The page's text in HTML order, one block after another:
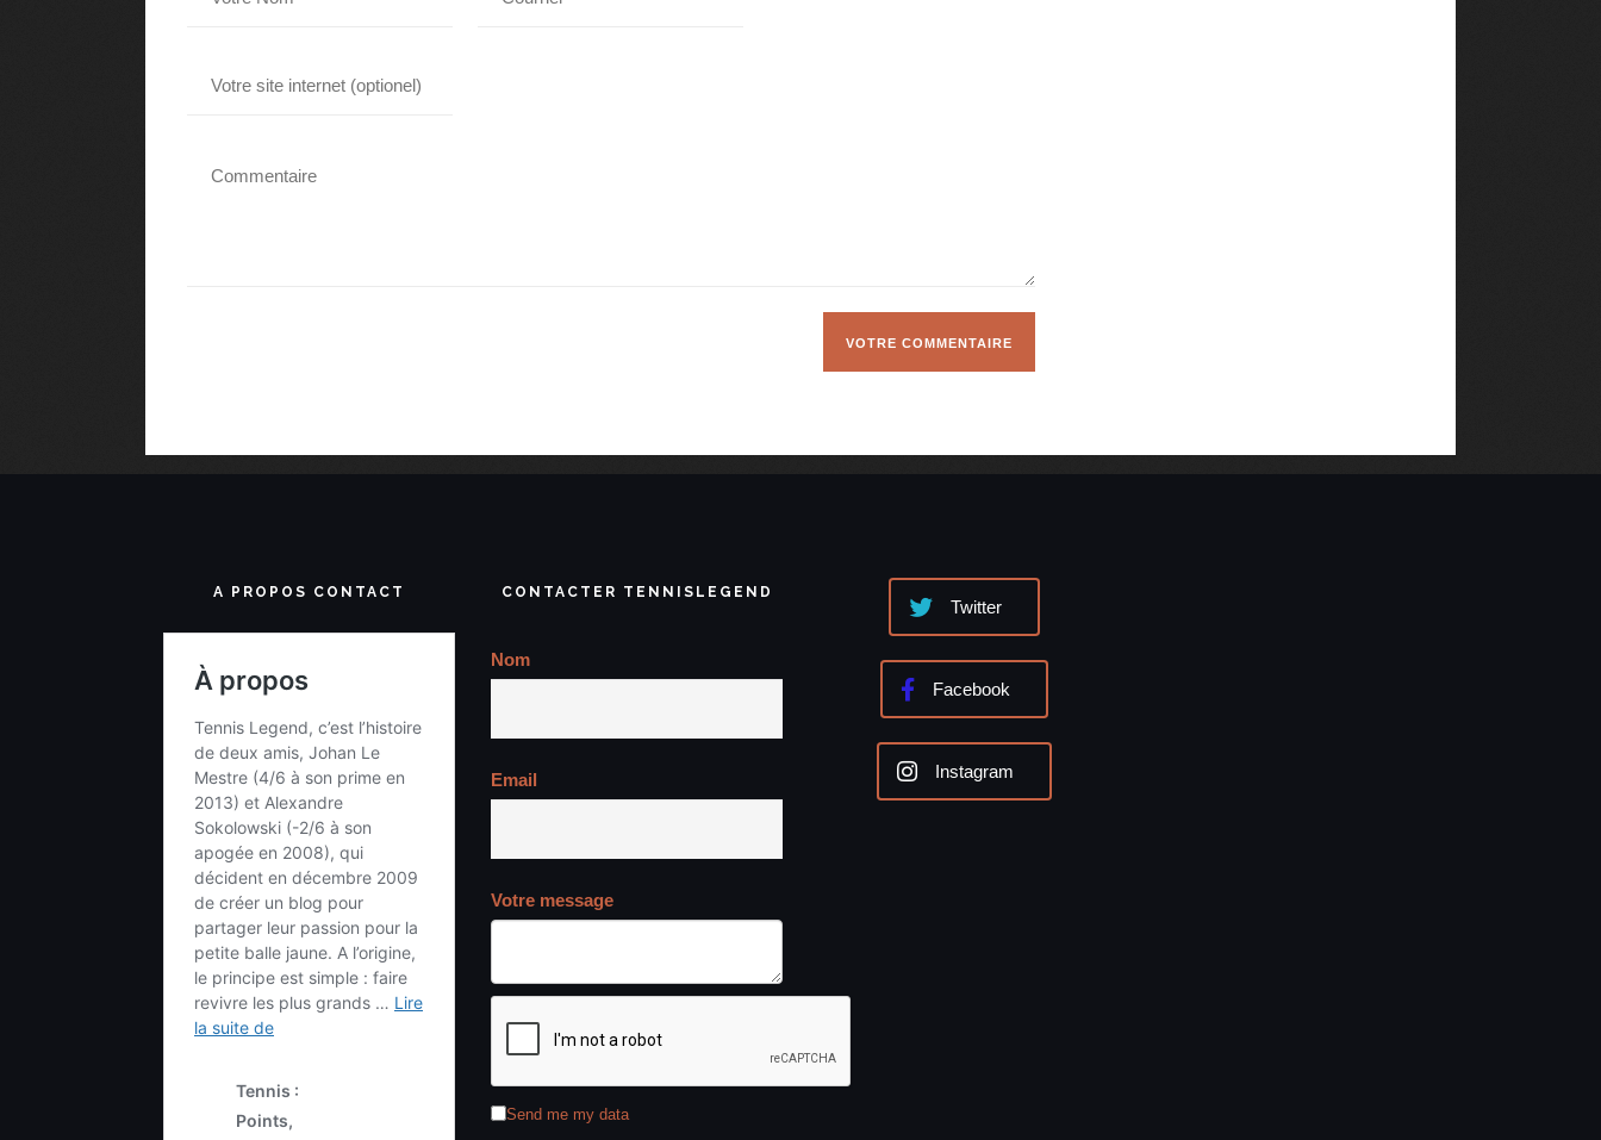
A PROPOS CONTACT CONTACTER TENNISLEGEND
Nom
Email
Votre message
Send me my data
Twitter
Facebook
Instagram